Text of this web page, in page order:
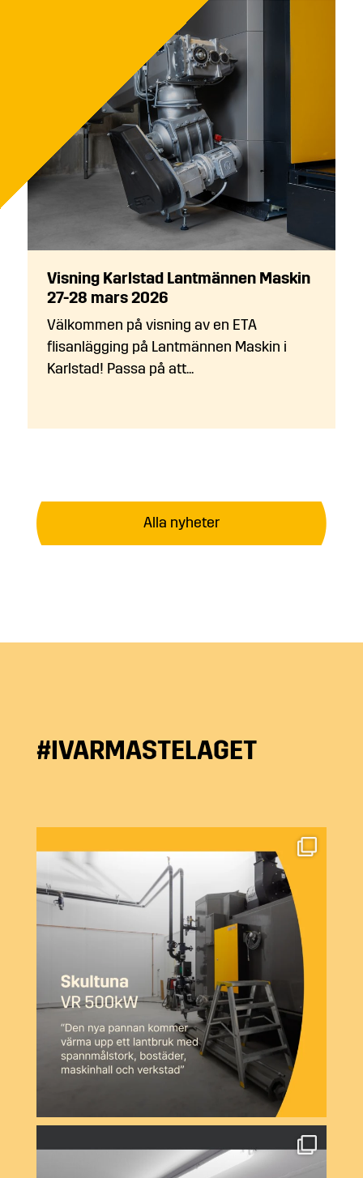
Visning Karlstad Lantmännen Maskin
27-28 mars 2026
Välkommen på visning av en ETA
flisanlägging på Lantmännen Maskin i
Karlstad! Passa på att...
Alla nyheter
#IVARMASTELAGET